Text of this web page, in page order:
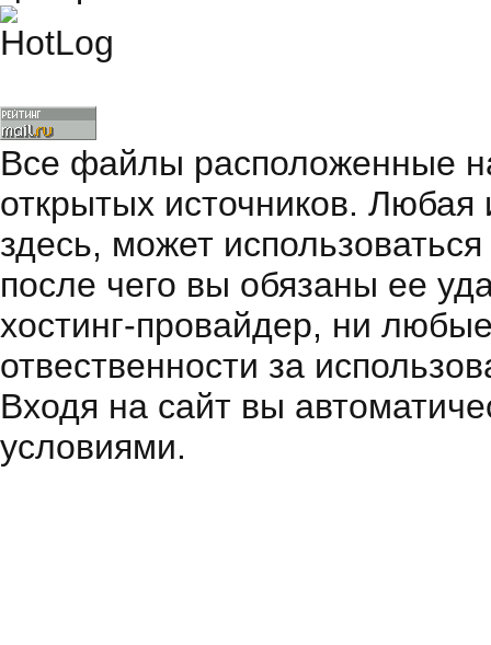
Все файлы расположенные
открытых источников.
здесь, может
после чего вы обязаны ее
хостинг-провайдер, ни
отвественности за
Входя на сайт вы
условиями.